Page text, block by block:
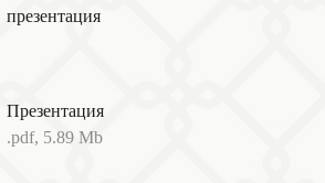
презентация
Презентация
.pdf, 5.89 Mb